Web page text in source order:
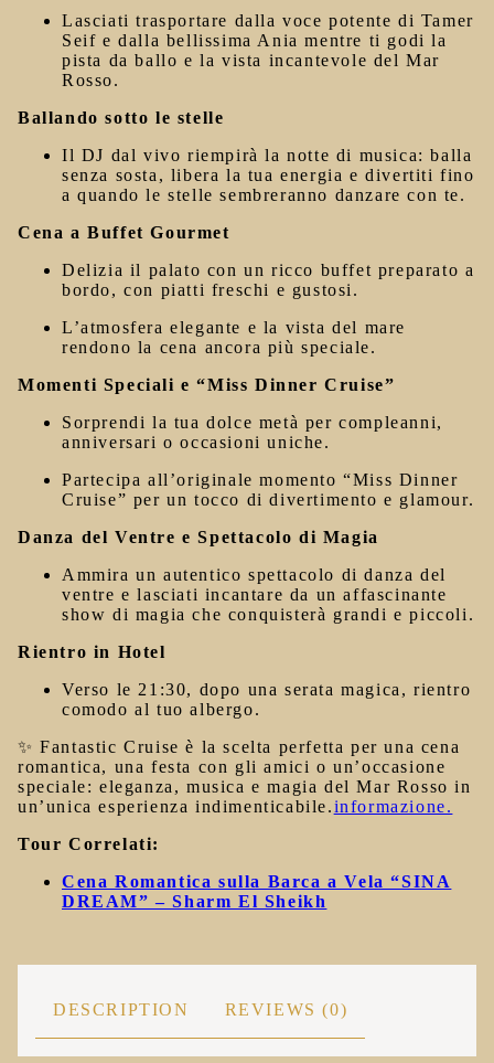
Lasciati trasportare dalla voce potente di Tamer
Seif e dalla bellissimaAnia mentre ti godi la
pista da ballo e la vista incantevole del Mar
Rosso.
Ballando sotto le stelle
Il DJ dal vivo riempirà la notte di musica: balla
senza sosta, libera la tua energia e divertiti fino
a quando le stelle sembreranno danzare con te.
Cena a Buffet Gourmet
Delizia il palato con unricco buffet preparato a
bordo, con piatti freschi e gustosi.
L’atmosfera elegante e la vista del mare
rendono la cena ancora più speciale.
Momenti Speciali e “Miss Dinner Cruise”
Sorprendi la tua dolce metà per compleanni,
anniversari o occasioni uniche.
Partecipa all’originale momento“Miss Dinner
Cruise” per un tocco di divertimento e glamour.
Danza del Ventre e Spettacolo di Magia
Ammira un autentico spettacolo didanza del
ventre e lasciati incantare da un affascinante
show di magia che conquisterà grandi e piccoli.
Rientro in Hotel
Verso le21:30, dopo una serata magica, rientro
comodo al tuo albergo.
✨Fantastic Cruise è la scelta perfetta per una cena
romantica, una festa con gli amici o un’occasione
speciale: eleganza, musica e magia del Mar Rosso in
un’unica esperienza indimenticabile.informazione.
Tour Correlati:
Cena Romantica sulla Barca a Vela “SINA
DREAM” – Sharm El Sheikh
DESCRIPTION REVIEWS (0)